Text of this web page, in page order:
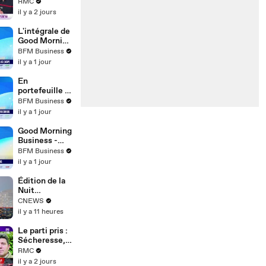
défigure les
quais de
Seine" -
06/08
Stéphane
05/08
il y a 2 jours
L'intégrale de
Good Morning
Market du
jeudi 6 août
BFM Business
il y a 1 jour
En
portefeuille :
Safran au plus
haut en
des résultats
records -
06/08
BFM Business
il y a 1 jour
Good Morning
Business -
Jeudi 6 août
BFM Business
il y a 1 jour
Édition de la
Nuit
(Émission du
06/08/2026)
CNEWS
il y a 11 heures
Le parti pris :
Sécheresse,
la détresse
des
RMC
il y a 2 jours